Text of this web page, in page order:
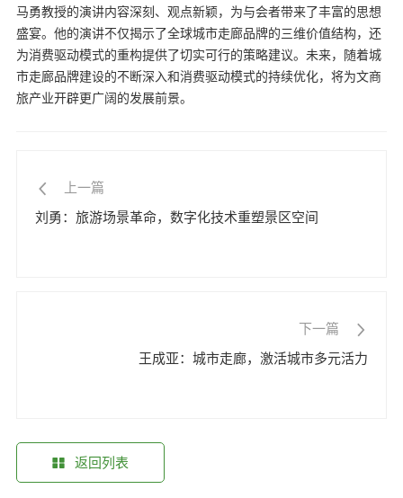
马勇教授的演讲内容深刻、观点新颖，为与会者带来了丰富的思想
盛宴。他的演讲不仅揭示了全球城市走廊品牌的三维价值结构，还
为消费驱动模式的重构提供了切实可行的策略建议。未来，随着城
市走廊品牌建设的不断深入和消费驱动模式的持续优化，将为文商
旅产业开辟更广阔的发展前景。
上一篇
刘勇：旅游场景革命，数字化技术重塑景区空间
下一篇
王成亚：城市走廊，激活城市多元活力
返回列表